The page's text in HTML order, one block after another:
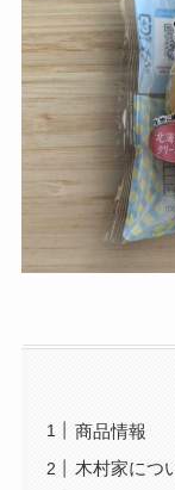
商品情報
木村家につ